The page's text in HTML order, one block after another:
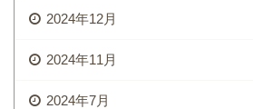
2024年12月
2024年11月
2024年7月